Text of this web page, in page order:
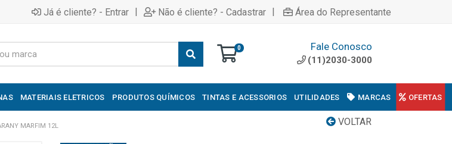
Já é cliente? - Entrar | Não é cliente? - Cadastrar | Área do Representante
0 Fale Conosco
(11)2030-3000
MATERIAIS ELETRICOS PRODUTOS QUÍMICOS TINTAS E ACESSORIOS UTILIDADES MARCAS OFERTAS
VOLTAR
MARFIM 12L